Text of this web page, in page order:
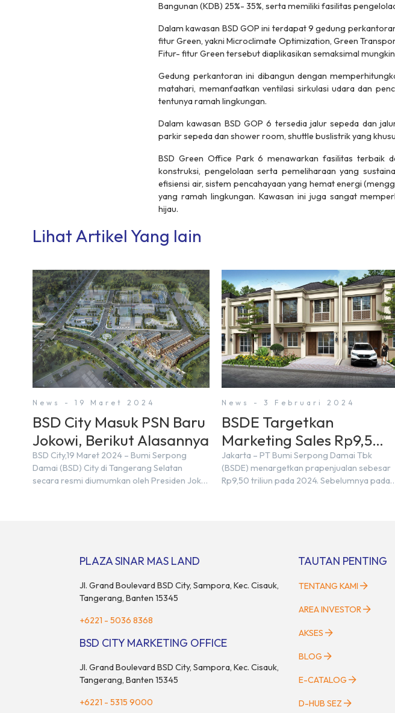
Bangunan (KDB) 25%- 35%, serta memiliki fasilitas
Dalam kawasan BSD GOP ini terdapat 9 gedung
fitur Green, yakni Microclimate Optimization, Green
Fitur- fitur Green tersebut diaplikasikan semaksimal mungkin
Gedung perkantoran ini dibangun dengan
matahari, memanfaatkan ventilasi sirkulasi udara dan
tentunya ramah lingkungan.
Dalam kawasan BSD GOP 6 tersedia jalur sepeda dan
parkir sepeda dan shower room, shuttle buslistrik yang
BSD Green Office Park 6 menawarkan fasilitas terbaik
konstruksi, pengelolaan serta pemeliharaan yang
efisiensi air, sistem pencahayaan yang hemat energi
yang ramah lingkungan. Kawasan ini juga sangat
hijau.
Lihat Artikel Yang lain
News - 19 Maret 2024
BSD City Masuk PSN Baru
Jokowi, Berikut Alasannya
BSD City,19 Maret 2024 – Bumi Serpong
Damai (BSD) City di Tangerang Selatan
secara resmi diumumkan oleh Presiden Joko
Istana Kepresidenan pada hari Senin, 18 Maret
News - 3 Februari 2024
BSDE Targetkan
Marketing Sales Rp9,5
Triliun di Tahun 2024
Jakarta – PT Bumi Serpong Damai Tbk
(BSDE) menargetkan prapenjualan sebesar
Rp9,50 triliun pada 2024. Sebelumnya pada
maupun nasional dapat memengaruhi
rumah maupun investasi di sektor […]
PLAZA SINAR MAS LAND
Jl. Grand Boulevard BSD City, Sampora, Kec. Cisauk,
Tangerang, Banten 15345
+6221 - 5036 8368
BSD CITY MARKETING OFFICE
Jl. Grand Boulevard BSD City, Sampora, Kec. Cisauk,
Tangerang, Banten 15345
+6221 - 5315 9000
TAUTAN PENTING
TENTANG KAMI
AREA INVESTOR
AKSES
BLOG
E-CATALOG
D-HUB SEZ